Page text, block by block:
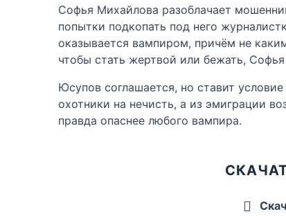
Софья Михайлова разоблачает
попытки подкопать под него
оказывается вампиром, причём не
чтобы стать жертвой или бежать,
Юсупов соглашается, но ставит
охотники на нечисть, а из эмиграции
правда опаснее любого вампира.